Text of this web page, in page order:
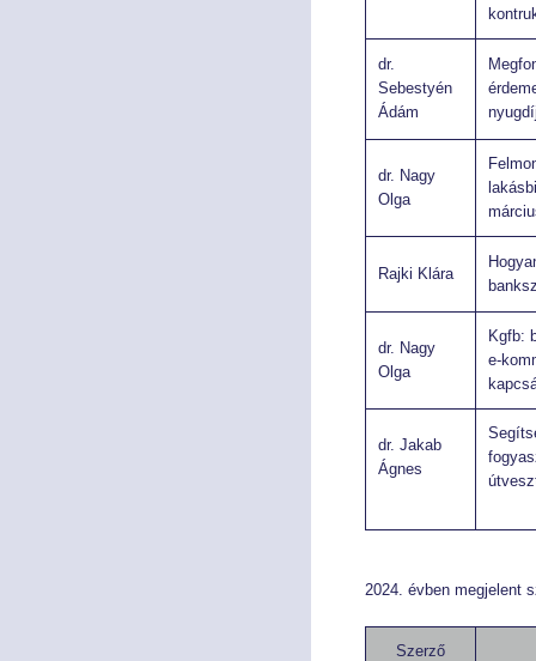
dr.
Sebestyén
Ádám
dr. Nagy
Olga
Rajki Klára
dr. Nagy
Olga
Kgfb:
e-
dr. Jakab
Ágnes
2024. évben megjelent
Szerző